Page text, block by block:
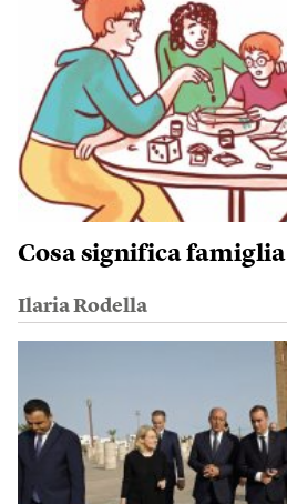
Cosa significa famiglia
Ilaria Rodella